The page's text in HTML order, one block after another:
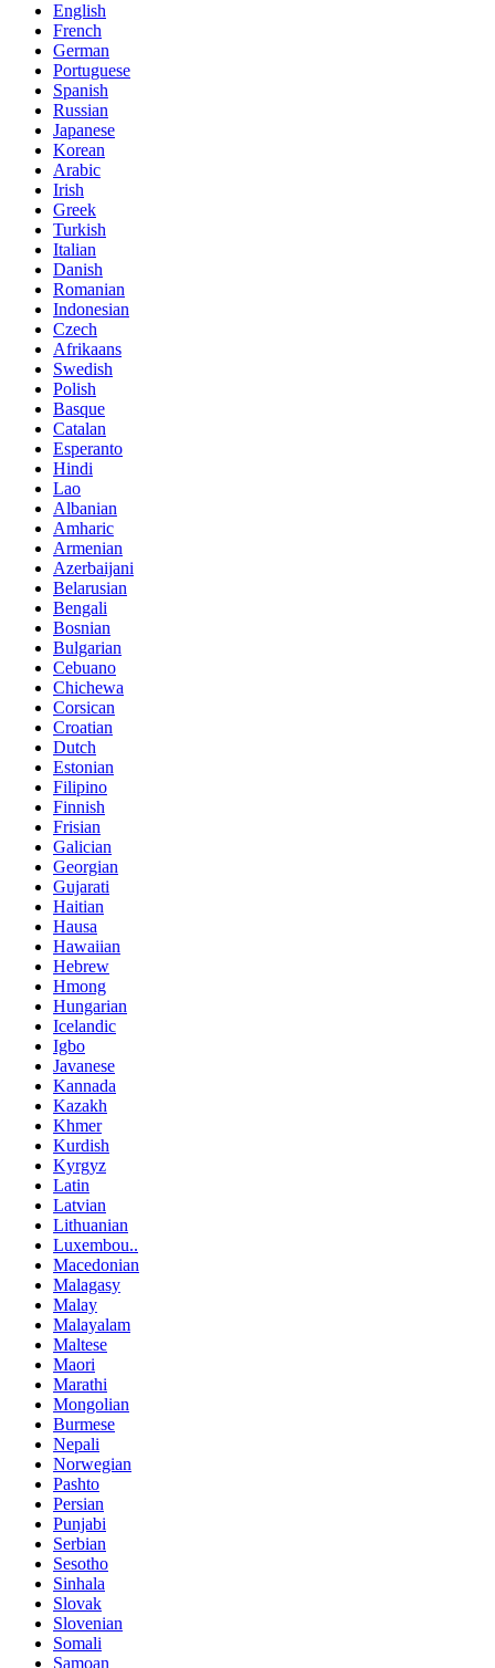
English
French
German
Portuguese
Spanish
Russian
Japanese
Korean
Arabic
Irish
Greek
Turkish
Italian
Danish
Romanian
Indonesian
Czech
Afrikaans
Swedish
Polish
Basque
Catalan
Esperanto
Hindi
Lao
Albanian
Amharic
Armenian
Azerbaijani
Belarusian
Bengali
Bosnian
Bulgarian
Cebuano
Chichewa
Corsican
Croatian
Dutch
Estonian
Filipino
Finnish
Frisian
Galician
Georgian
Gujarati
Haitian
Hausa
Hawaiian
Hebrew
Hmong
Hungarian
Icelandic
Igbo
Javanese
Kannada
Kazakh
Khmer
Kurdish
Kyrgyz
Latin
Latvian
Lithuanian
Luxembou..
Macedonian
Malagasy
Malay
Malayalam
Maltese
Maori
Marathi
Mongolian
Burmese
Nepali
Norwegian
Pashto
Persian
Punjabi
Serbian
Sesotho
Sinhala
Slovak
Slovenian
Somali
Samoan